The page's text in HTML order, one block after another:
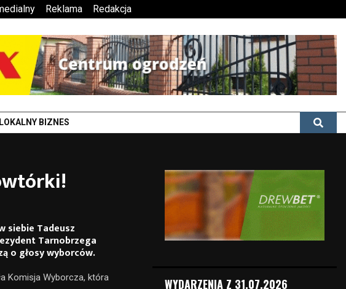
Reklama Redakcja
LOKALNY BIZNES
siebie Tadeusz
Tarnobrzega
o głosy wyborców.
Komisja Wyborcza, która
WYDARZENIA Z 31.07.2026